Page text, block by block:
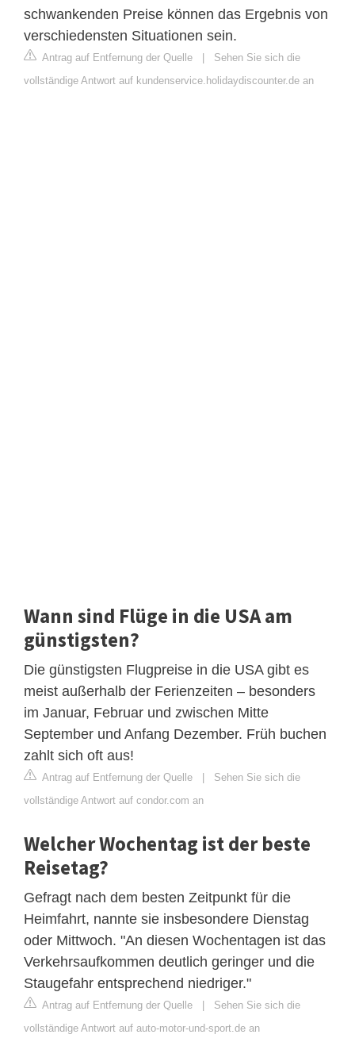
schwankenden Preise können das Ergebnis von
verschiedensten Situationen sein.
Antrag auf Entfernung der Quelle | Sehen Sie sich die
vollständige Antwort auf kundenservice.holidaydiscounter.de an
Wann sind Flüge in die USA am
günstigsten?
Die günstigsten Flugpreise in die USA gibt es
meist außerhalb der Ferienzeiten – besonders
im Januar, Februar und zwischen Mitte
September und Anfang Dezember. Früh buchen
zahlt sich oft aus!
Antrag auf Entfernung der Quelle | Sehen Sie sich die
vollständige Antwort auf condor.com an
Welcher Wochentag ist der beste
Reisetag?
Gefragt nach dem besten Zeitpunkt für die
Heimfahrt, nannte sie insbesondere Dienstag
oder Mittwoch. "An diesen Wochentagen ist das
Verkehrsaufkommen deutlich geringer und die
Staugefahr entsprechend niedriger."
Antrag auf Entfernung der Quelle | Sehen Sie sich die
vollständige Antwort auf auto-motor-und-sport.de an